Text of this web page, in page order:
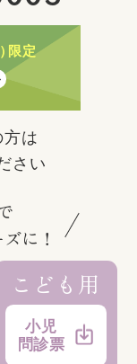
限定
は
さい
に！
こども用
小児
問診票